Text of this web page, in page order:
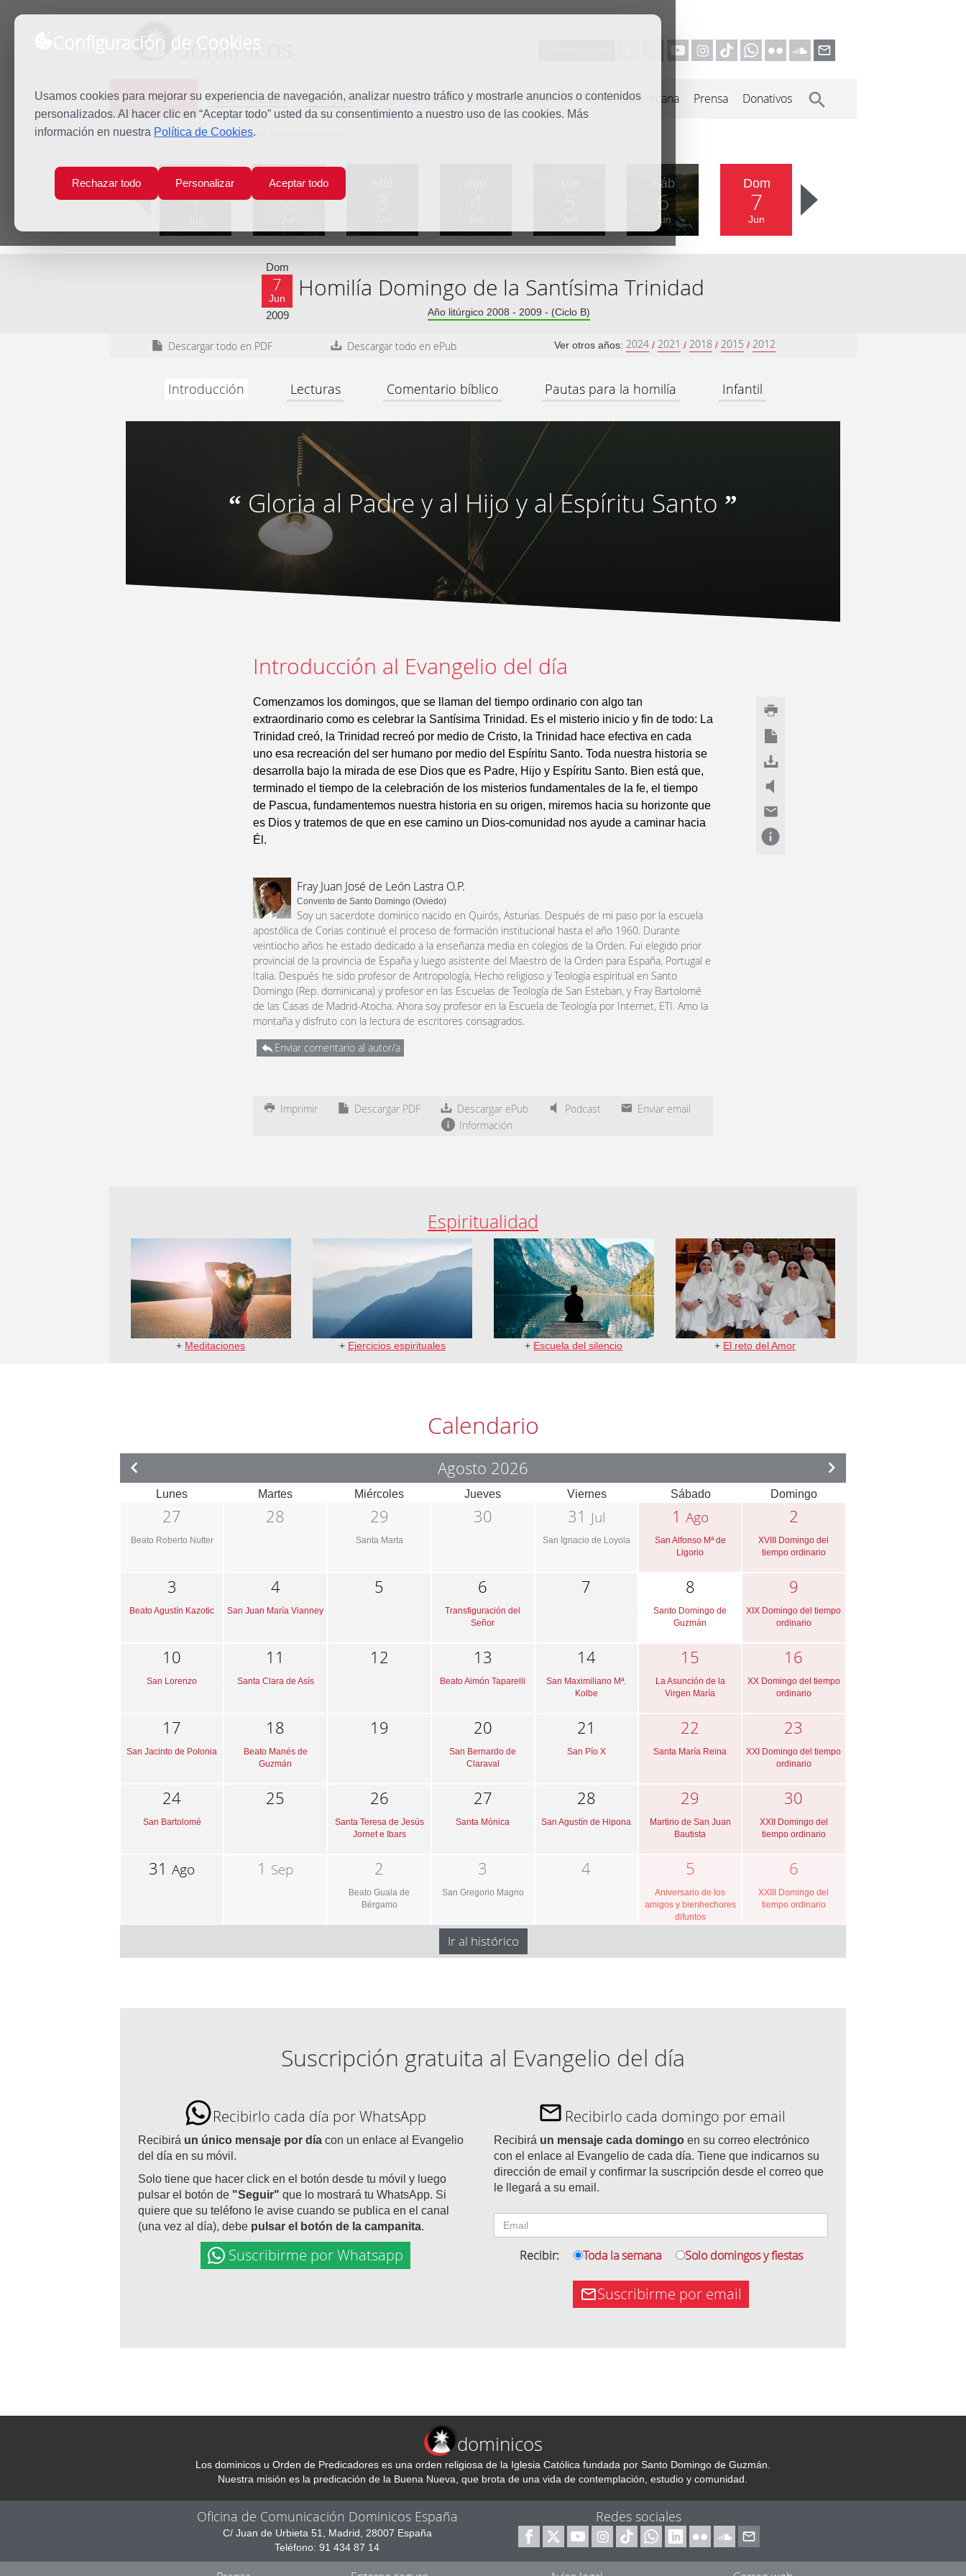
Configuración de Cookies
Usamos cookies para mejorar su experiencia de navegación, analizar nuestro tráfico y mostrarle anuncios o contenidos
personalizados. Al hacer clic en “Aceptar todo” usted da su consentimiento a nuestro uso de las cookies. Más
información en nuestra Política de Cookies.
Rechazar todo Personalizar Aceptar todo
dominicos
Predicación Espiritualidad Estudio Quiénes somos Misión Vocaciones Familia Dominicana Prensa Donativos
Inicio Predicación Domingo de la Santísima Trinidad
Lun
1
Mar
2
Sáb
6
Jun
Dom
7
Jun
Dom
7
Jun
2009
Homilía Domingo de la Santísima Trinidad
Año litúrgico 2008 - 2009 - (Ciclo B)
Descargar todo en PDF Descargar todo en ePub Ver otros años: 2024 / 2021 / 2018 / 2015 / 2012
Introducción Lecturas Comentario bíblico Pautas para la homilía Infantil
“ Gloria al Padre y al Hijo y al Espíritu Santo ”
Introducción al Evangelio del día
Comenzamos los domingos, que se llaman del tiempo ordinario con algo tan
extraordinario como es celebrar la Santísima Trinidad. Es el misterio inicio y fin de todo: La
Trinidad creó, la Trinidad recreó por medio de Cristo, la Trinidad hace efectiva en cada
uno esa recreación del ser humano por medio del Espíritu Santo. Toda nuestra historia se
desarrolla bajo la mirada de ese Dios que es Padre, Hijo y Espíritu Santo. Bien está que,
terminado el tiempo de la celebración de los misterios fundamentales de la fe, el tiempo
de Pascua, fundamentemos nuestra historia en su origen, miremos hacia su horizonte que
es Dios y tratemos de que en ese camino un Dios-comunidad nos ayude a caminar hacia
Él.
Fray Juan José de León Lastra O.P.
Convento de Santo Domingo (Oviedo)
Soy un sacerdote dominico nacido en Quirós, Asturias. Después de mi paso por la escuela
apostólica de Corias continué el proceso de formación institucional hasta el año 1960. Durante
veintiocho años he estado dedicado a la enseñanza media en colegios de la Orden. Fui elegido prior
provincial de la provincia de España y luego asistente del Maestro de la Orden para España, Portugal e
Italia. Después he sido profesor de Antropología, Hecho religioso y Teología espiritual en Santo
Domingo (Rep. dominicana) y profesor en las Escuelas de Teología de San Esteban, y Fray Bartolomé
de las Casas de Madrid-Atocha. Ahora soy profesor en la Escuela de Teología por Internet, ETI. Amo la
montaña y disfruto con la lectura de escritores consagrados.
Enviar comentario al autor/a
Imprimir Descargar PDF Descargar ePub Podcast
Enviar email
Información
Espiritualidad
+ Meditaciones + Ejercicios espirituales + Escuela del silencio + El reto del Amor
Calendario
Agosto 2026
Lunes Martes Miércoles Jueves Viernes Sábado Domingo
27
Beato Roberto Nutter
28 29
Santa Marta
30 31 Jul
San Ignacio de Loyola
1 Ago
San Alfonso Mª de
Ligorio
2
XVIII Domingo del
tiempo ordinario
3
Beato Agustín Kazotic
4
San Juan María Vianney
5 6
Transfiguración del
Señor
7 8
Santo Domingo de
Guzmán
9
XIX Domingo del tiempo
ordinario
10
San Lorenzo
11
Santa Clara de Asís
12 13
Beato Aimón Taparelli
14
San Maximiliano Mª.
Kolbe
15
La Asunción de la
Virgen María
16
XX Domingo del tiempo
ordinario
17
San Jacinto de Polonia
18
Beato Manés de
Guzmán
19 20
San Bernardo de
Claraval
21
San Pío X
22
Santa María Reina
23
XXI Domingo del tiempo
ordinario
24
San Bartolomé
25 26
Santa Teresa de Jesús
Jornet e Ibars
27
Santa Mónica
28
San Agustín de Hipona
29
Martirio de San Juan
Bautista
30
XXII Domingo del
tiempo ordinario
31Ago 1 Sep 2
Beato Guala de
Bérgamo
3
San Gregorio Magno
4 5
Aniversario de los
amigos y bienhechores
difuntos
6
XXIII Domingo del
tiempo ordinario
Ir al histórico
Suscripción gratuita al Evangelio del día
Recibirlo cada día por WhatsApp
Recibirá un único mensaje por día con un enlace al Evangelio
del día en su móvil.
Solo tiene que hacer click en el botón desde tu móvil y luego
pulsar el botón de "Seguir" que lo mostrará tu WhatsApp. Si
quiere que su teléfono le avise cuando se publica en el canal
(una vez al día), debe pulsar el botón de la campanita.
Suscribirme por Whatsapp
Recibirlo cada domingo por email
Recibirá un mensaje cada domingo en su correo electrónico
con el enlace al Evangelio de cada día. Tiene que indicarnos su
dirección de email y confirmar la suscripción desde el correo que
le llegará a su email.
Recibir: Toda la semana Solo domingos y fiestas
Suscribirme por email
dominicos
Los dominicos u Orden de Predicadores es una orden religiosa de la Iglesia Católica fundada por Santo Domingo de Guzmán.
Nuestra misión es la predicación de la Buena Nueva, que brota de una vida de contemplación, estudio y comunidad.
Oficina de Comunicación Dominicos España
C/ Juan de Urbieta 51, Madrid, 28007 España
Teléfono: 91 434 87 14
Redes sociales